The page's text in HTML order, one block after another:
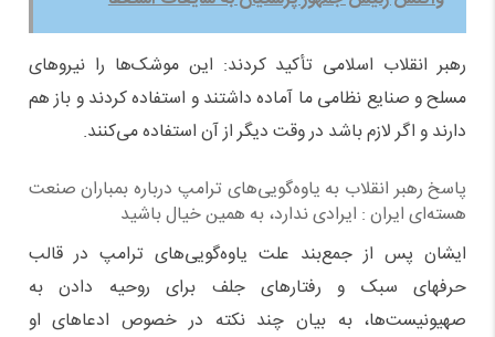
رهبر انقلاب اسلامی تأکید کردند: این موشک‌ها را نیروهای
مسلح و صنایع نظامی ما آماده داشتند و استفاده کردند و باز هم
دارند و اگر لازم باشد در وقت دیگر از آن استفاده می‌کنند.
پاسخ رهبر انقلاب به یاوه‌گویی‌های ترامپ درباره بمباران صنعت
هسته‌ای ایران : ایرادی ندارد، به همین خیال باشید
ایشان پس از جمع‌بند علت یاوه‌گویی‌های ترامپ در قالب
حرفهای سبک و رفتارهای جلف برای روحیه دادن به
صهیونیست‌ها، به بیان چند نکته در خصوص ادعاهای او